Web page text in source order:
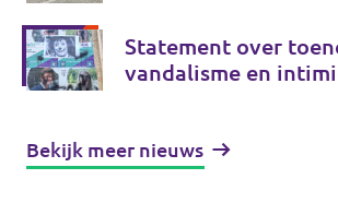
Statement over
vandalisme en
Bekijk meer nieuws